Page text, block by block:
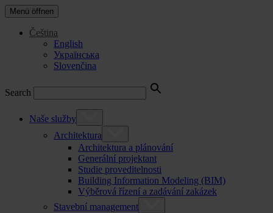
Menü öffnen
Čeština
English
Українська
Slovenčina
Search
Naše služby
Architektura
Architektura a plánování
Generální projektant
Studie proveditelnosti
Building Information Modeling (BIM)
Výběrová řízení a zadávání zakázek
Stavební management